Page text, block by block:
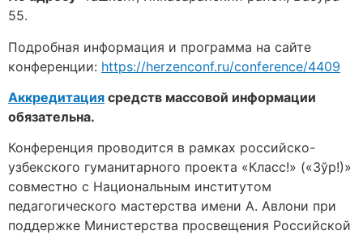
55.
Подробная информация и программа на сайте
конференции: https://herzenconf.ru/conference/4409
Аккредитация средств массовой информации
обязательна.
Конференция проводится в рамках российско-
узбекского гуманитарного проекта «Класс!» («Зўр!)»
совместно с Национальным институтом
педагогического мастерства имени А. Авлони при
поддержке Министерства просвещения Российской